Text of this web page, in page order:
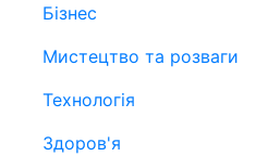
Бізнес
Мистецтво та розваги
Технологія
Здоров'я